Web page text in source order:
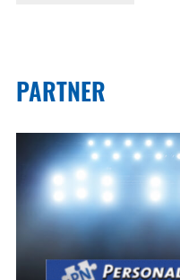
PARTNER